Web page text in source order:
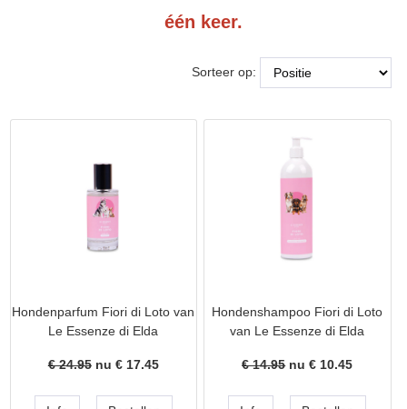
één keer.
Sorteer op:
Hondenparfum Fiori di Loto van
Le Essenze di Elda
€ 24.95nu € 17.45
Hondenshampoo Fiori di Loto
van Le Essenze di Elda
€ 14.95nu €10.45